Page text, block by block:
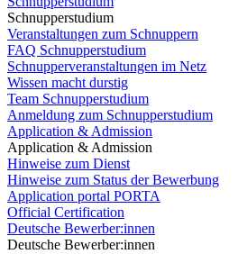
Schnupperstudium
Veranstaltungen zum Schnuppern
FAQ Schnupperstudium
Schnupperveranstaltungen im Netz
Wissen macht durstig
Team Schnupperstudium
Anmeldung zum Schnupperstudium
Application & Admission
Application & Admission
Hinweise zum Dienst
Hinweise zum Status der Bewerbung
Application portal PORTA
Official Certification
Deutsche Bewerber:innen
Deutsche Bewerber:innen